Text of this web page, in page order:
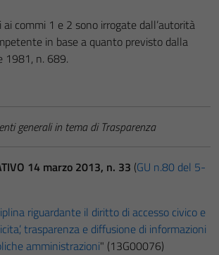
ai commi 1 e 2 sono irrogate dall’autorità
in base a quanto previsto dalla
1981, n. 689.
generali in tema di Trasparenza
14 marzo 2013, n. 33 (GU n.80 del 5-
riguardante il diritto di accesso civico e
trasparenza e diffusione di informazioni
amministrazioni" (13G00076)